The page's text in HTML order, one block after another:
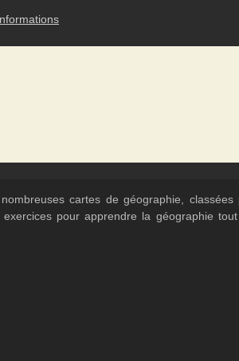
cartes de géographie, classées
pour apprendre la géographie